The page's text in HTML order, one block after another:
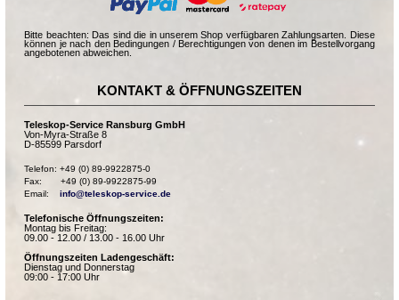
Bitte beachten: Das sind die in unserem Shop verfügbaren Zahlungsarten. Diese
können je nach den Bedingungen / Berechtigungen von denen im Bestellvorgang
angebotenen abweichen.
KONTAKT & ÖFFNUNGSZEITEN
Teleskop-Service Ransburg GmbH
Von-Myra-Straße 8
D-85599 Parsdorf
Telefon: +49 (0) 89-9922875-0
Fax:       +49 (0) 89-9922875-99
Email: info@teleskop-service.de
Telefonische Öffnungszeiten:
Montag bis Freitag:
09.00 - 12.00 / 13.00 - 16.00 Uhr
Öffnungszeiten Ladengeschäft:
Dienstag und Donnerstag
09:00 - 17:00 Uhr